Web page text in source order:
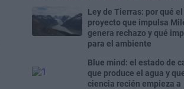
Ley de Tierras: por qué el
proyecto que impulsa
genera rechazo y qué
para el ambiente
Blue mind: el estado de
que produce el agua y
ciencia recién empieza a